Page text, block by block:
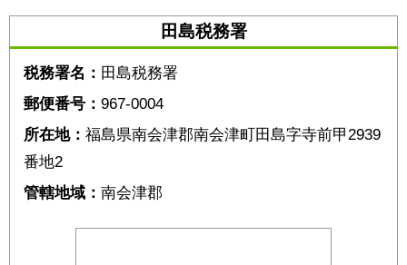
田島税務署
税務署名： 田島税務署
郵便番号： 967-0004
所在地： 福島県南会津郡南会津町田島字寺前甲2939
番地2
管轄地域： 南会津郡